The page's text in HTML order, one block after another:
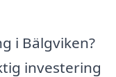
i Bälgviken?
investering